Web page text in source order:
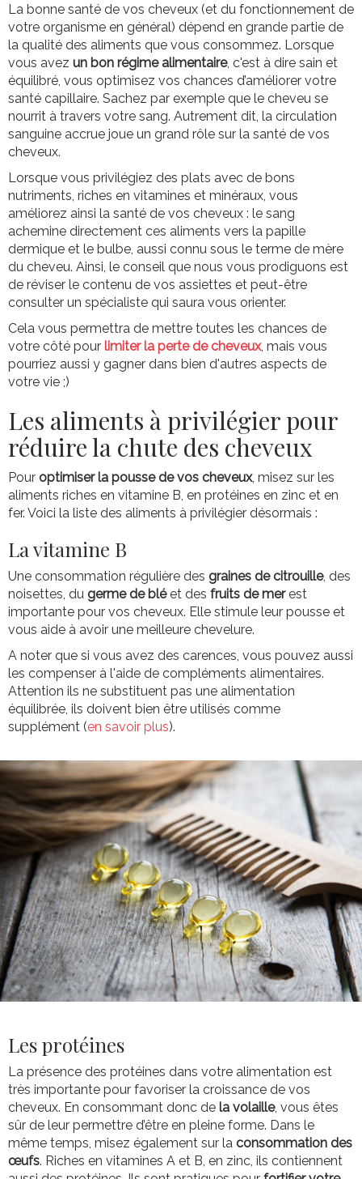
La bonne santé de vos cheveux (et du fonctionnement de
votre organisme en général) dépend en grande partie de
la qualité des aliments que vous consommez. Lorsque
vous avez un bon régime alimentaire, c'est à dire sain et
équilibré, vous optimisez vos chances d’améliorer votre
santé capillaire. Sachez par exemple que le cheveu se
nourrit à travers votre sang. Autrement dit, la circulation
sanguine accrue joue un grand rôle sur la santé de vos
cheveux.
Lorsque vous privilégiez des plats avec de bons
nutriments, riches en vitamines et minéraux, vous
améliorez ainsi la santé de vos cheveux : le sang
achemine directement ces aliments vers la papille
dermique et le bulbe, aussi connu sous le terme de mère
du cheveu. Ainsi, le conseil que nous vous prodiguons est
de réviser le contenu de vos assiettes et peut-être
consulter un spécialiste qui saura vous orienter.
Cela vous permettra de mettre toutes les chances de
votre côté pour limiter la perte de cheveux, mais vous
pourriez aussi y gagner dans bien d'autres aspects de
votre vie ;)
Les aliments à privilégier pour
réduire la chute des cheveux
Pour optimiser la pousse de vos cheveux, misez sur les
aliments riches en vitamine B, en protéines en zinc et en
fer. Voici la liste des aliments à privilégier désormais :
La vitamine B
Une consommation régulière des graines de citrouille, des
noisettes, du germe de bléet des fruits de merest
importante pour vos cheveux. Elle stimule leur pousse et
vous aide à avoir une meilleure chevelure.
A noter que si vous avez des carences, vous pouvez aussi
les compenser à l'aide de compléments alimentaires.
Attention ils ne substituent pas une alimentation
équilibrée, ils doivent bien être utilisés comme
supplément (en savoir plus).
Les protéines
La présence des protéines dans votre alimentation est
très importante pour favoriser la croissance de vos
cheveux. En consommant donc de la volaille, vous êtes
sûr de leur permettre d’être en pleine forme. Dans le
même temps, misez également sur la consommation des
œufs. Riches en vitamines A et B, en zinc, ils contiennent